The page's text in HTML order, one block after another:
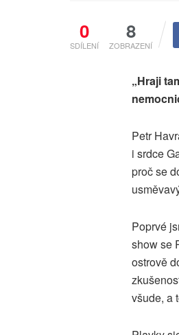
0
SDÍLENÍ
8
ZOBRAZENÍ
„Hraji
Petr
i srdce
proč se
Poprvé
show se
ostrově
všude, a